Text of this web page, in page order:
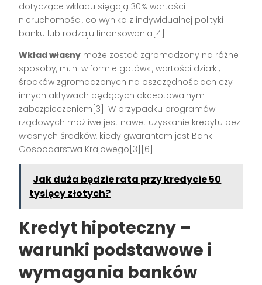
dotyczące wkładu sięgają 30% wartości
nieruchomości, co wynika z indywidualnej polityki
banku lub rodzaju finansowania[4].
Wkład własny może zostać zgromadzony na różne
sposoby, m.in. w formie gotówki, wartości działki,
środków zgromadzonych na oszczędnościach czy
innych aktywach będących akceptowalnym
zabezpieczeniem[3]. W przypadku programów
rządowych możliwe jest nawet uzyskanie kredytu bez
własnych środków, kiedy gwarantem jest Bank
Gospodarstwa Krajowego[3][6].
Jak duża będzie rata przy kredycie 50
tysięcy złotych?
Kredyt hipoteczny –
warunki podstawowe i
wymagania banków